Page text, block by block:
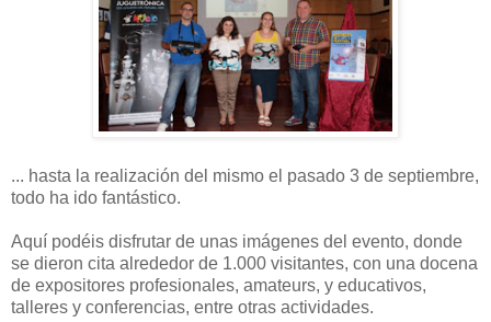
... hasta la realización del mismo el pasado 3 de septiembre,
todo ha ido fantástico.
Aquí podéis disfrutar de unas imágenes del evento, donde
se dieron cita alrededor de 1.000 visitantes, con una docena
de expositores profesionales, amateurs, y educativos,
talleres y conferencias, entre otras actividades.